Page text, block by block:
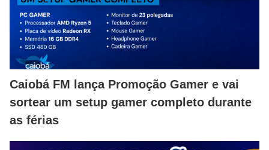
Caiobá FM lança Promoção Gamer e vai
sortear um setup gamer completo durante
as férias